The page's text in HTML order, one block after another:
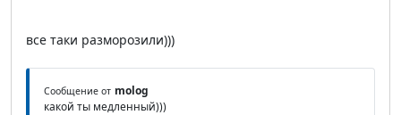
все таки разморозили)))
Сообщение от molog
какой ты медленный)))